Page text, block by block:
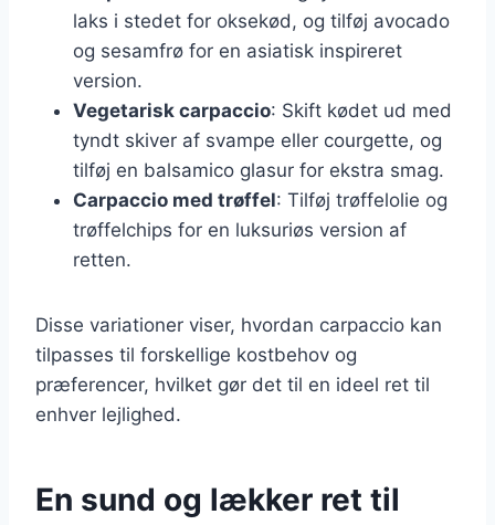
laks i stedet for oksekød, og tilføj avocado
og sesamfrø for en asiatisk inspireret
version.
Vegetarisk carpaccio: Skift kødet ud med
tyndt skiver af svampe eller courgette, og
tilføj en balsamico glasur for ekstra smag.
Carpaccio med trøffel: Tilføj trøffelolie og
trøffelchips for en luksuriøs version af
retten.
Disse variationer viser, hvordan carpaccio kan
tilpasses til forskellige kostbehov og
præferencer, hvilket gør det til en ideel ret til
enhver lejlighed.
En sund og lækker ret til